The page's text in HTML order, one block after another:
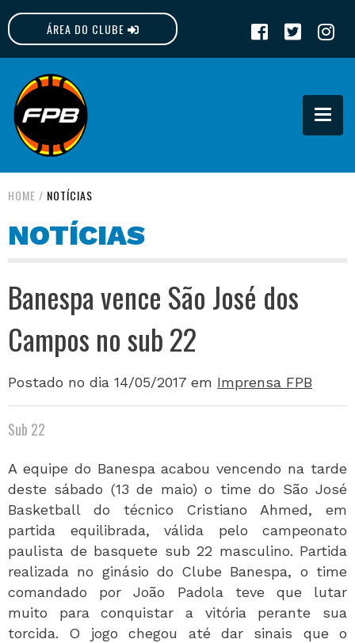
ÁREA DO CLUBE
FPB
HOME / NOTÍCIAS
NOTÍCIAS
Banespa vence São José dos
Campos no sub 22
Postado no dia 14/05/2017 em Imprensa FPB
Sub 22
A equipe do Banespa acabou vencendo na tarde
deste sábado (13 de maio) o time do São José
Basketball do técnico Cristiano Ahmed, em
partida equilibrada, válida pelo campeonato
paulista de basquete sub 22 masculino. Partida
realizada no ginásio do Clube Banespa, o time
comandado por João Padola teve que lutar
muito para conquistar a vitória perante sua
torcida. O jogo chegou até dar sinais que o